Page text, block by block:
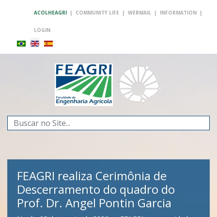
ACOLHEAGRI | COMMUNITY LIFE | WEBMAIL | INFORMATION |
LOGIN
Search
...
FEAGRI realiza Cerimônia de
Descerramento do quadro do
Prof. Dr. Angel Pontin Garcia
FEAGRI